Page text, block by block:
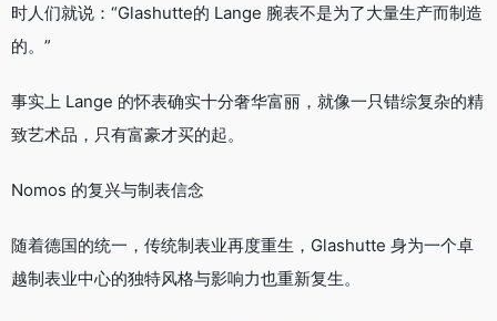
时人们就说：“Glashutte的 Lange 腕表不是为了大量生产而制造
的。”
事实上 Lange 的怀表确实十分奢华富丽，就像一只错综复杂的精
致艺术品，只有富豪才买的起。
Nomos 的复兴与制表信念
随着德国的统一，传统制表业再度重生，Glashutte 身为一个卓
越制表业中心的独特风格与影响力也重新复生。